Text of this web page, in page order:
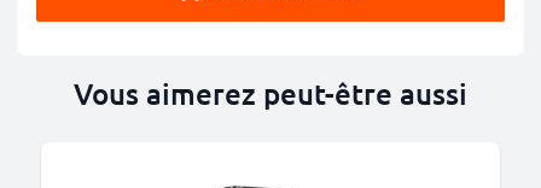
Vous aimerez peut-être aussi